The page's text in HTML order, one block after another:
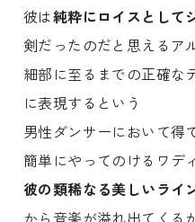
彼は純粋にロイスとして
剣だったのだと思えるア
細部に至るまでの正確な
に表現するという
男性ダンサーにおいて得
簡単にやってのけるワデ
彼の類稀なる美しいライ